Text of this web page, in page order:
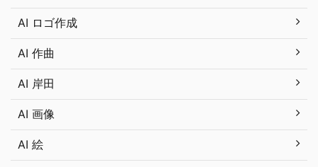
AI ロゴ作成
AI 作曲
AI 岸田
AI 画像
AI 絵